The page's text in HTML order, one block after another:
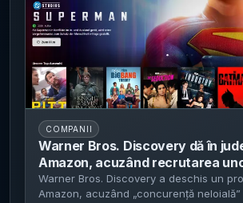
COMPANII
Warner Bros. Discovery dă în
Amazon, acuzând recrutarea
aflați sub contract - cazul
manager HBO Max cu contract
Warner Bros. Discovery a deschis un
Amazon, acuzând „concurență